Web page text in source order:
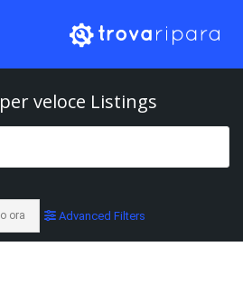
veloce Listings
ora Advanced Filters